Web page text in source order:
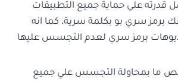
قدرته علي حماية جميع التطبيقات
برمز سري بو بكلمة سرية، كما انه
برمز سري لعدم التجسس عليها
ما بمحاولة التجسس علي جميع